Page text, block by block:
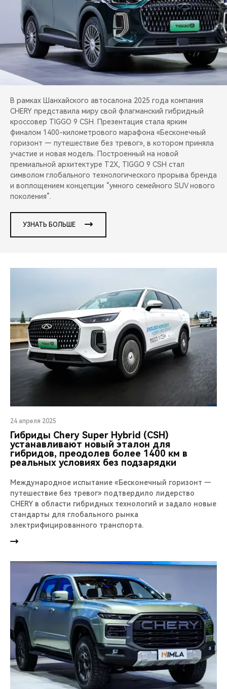
CHERY И СПОРТ
НАШИ МЕРОПРИЯТИЯ
ВИДЕООБЗОРЫ
CHERY ДЛЯ ДЕТЕЙ
В рамках Шанхайского автосалона 2025 года компания
CHERY представила миру свой флагманский гибридный
кроссовер TIGGO 9 CSH. Презентация стала ярким
финалом 1400-километрового марафона «Бесконечный
горизонт — путешествие без тревог», в котором приняла
участие и новая модель. Построенный на новой
премиальной архитектуре T2X, TIGGO 9 CSH стал
символом глобального технологического прорыва бренда
и воплощением концепции “умного семейного SUV нового
поколения”.
УЗНАТЬ БОЛЬШЕ
24 апреля 2025
Гибриды Chery Super Hybrid (CSH)
устанавливают новый эталон для
гибридов, преодолев более 1400 км в
реальных условиях без подзарядки
Международное испытание «Бесконечный горизонт —
путешествие без тревог» подтвердило лидерство
CHERY в области гибридных технологий и задало новые
стандарты для глобального рынка
электрифицированного транспорта.